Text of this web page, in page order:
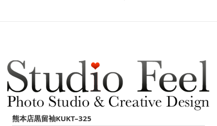
熊本店黒留袖KUKT–325